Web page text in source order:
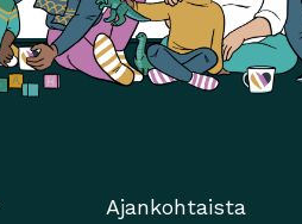
Ajankohtaista